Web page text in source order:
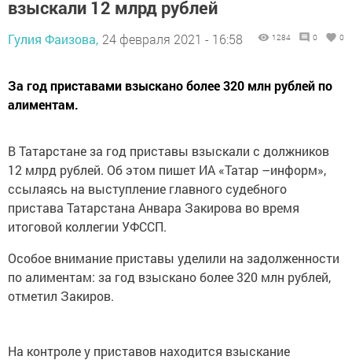
взыскали 12 млрд рублей
Гулия Фаизова, 24 февраля 2021 - 16:58 1284 0 0
За год приставами взыскано более 320 млн рублей по
алиментам.
В Татарстане за год приставы взыскали с должников
12 млрд рублей. Об​ этом пишет ИА «Татар –информ»,
ссылаясь на выступление главного судебного
пристава Татарстана Анвара Закирова во время​
итоговой коллегии УФССП.​
Особое внимание приставы уделили на задолженности
по алиментам: за год взыскано более 320​ млн рублей,
отметил Закиров.
На контроле у приставов находится​ взыскание ​